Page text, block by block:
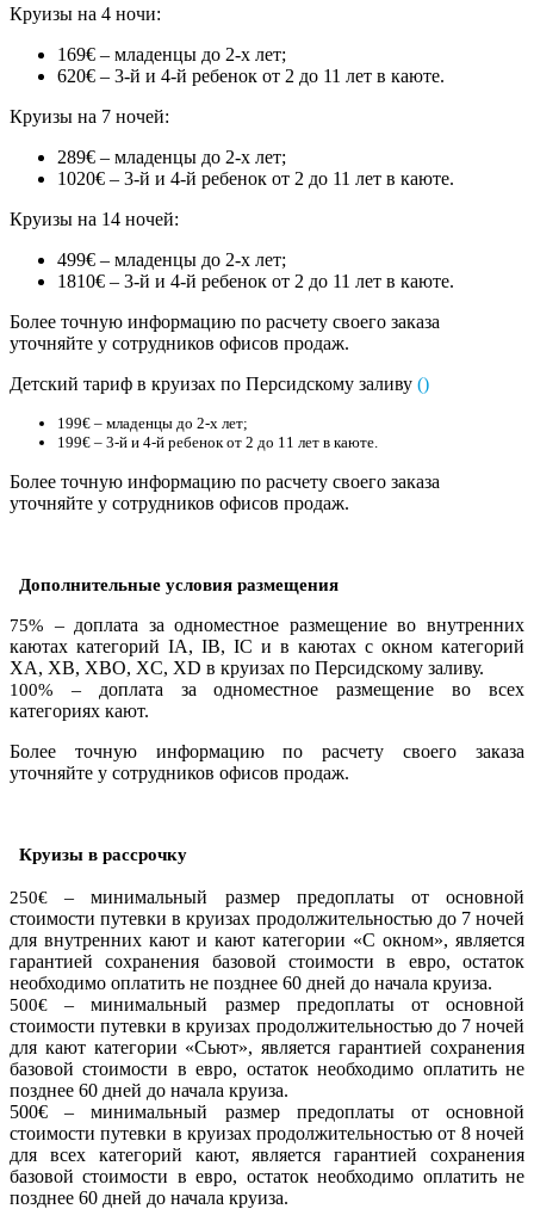
Круизы на 4 ночи:
169€ – младенцы до 2-х лет;
620€ – 3-й и 4-й ребенок от 2 до 11 лет в каюте.
Круизы на 7 ночей:
289€ – младенцы до 2-х лет;
1020€ – 3-й и 4-й ребенок от 2 до 11 лет в каюте.
Круизы на 14 ночей:
499€ – младенцы до 2-х лет;
1810€ – 3-й и 4-й ребенок от 2 до 11 лет в каюте.
Более точную информацию по расчету своего заказа
уточняйте у сотрудников офисов продаж.
Детский тариф в круизах по Персидскому заливу ()
199€ – младенцы до 2-х лет;
199€ – 3-й и 4-й ребенок от 2 до 11 лет в каюте.
Более точную информацию по расчету своего заказа
уточняйте у сотрудников офисов продаж.
Дополнительные условия размещения
75% – доплата за одноместное размещение во внутренних
каютах категорий IA, IB, IC и в каютах с окном категорий
XA, XB, XBO, XC, XD в круизах по Персидскому заливу.
100% – доплата за одноместное размещение во всех
категориях кают.
Более точную информацию по расчету своего заказа
уточняйте у сотрудников офисов продаж.
Круизы в рассрочку
250€ – минимальный размер предоплаты от основной
стоимости путевки в круизах продолжительностью до 7 ночей
для внутренних кают и кают категории «С окном», является
гарантией сохранения базовой стоимости в евро, остаток
необходимо оплатить не позднее 60 дней до начала круиза.
500€ – минимальный размер предоплаты от основной
стоимости путевки в круизах продолжительностью до 7 ночей
для кают категории «Сьют», является гарантией сохранения
базовой стоимости в евро, остаток необходимо оплатить не
позднее 60 дней до начала круиза.
500€ – минимальный размер предоплаты от основной
стоимости путевки в круизах продолжительностью от 8 ночей
для всех категорий кают, является гарантией сохранения
базовой стоимости в евро, остаток необходимо оплатить не
позднее 60 дней до начала круиза.